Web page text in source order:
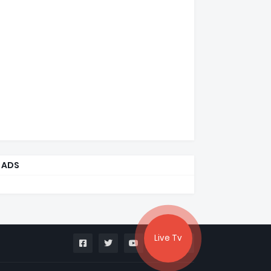
ADS
Live Tv